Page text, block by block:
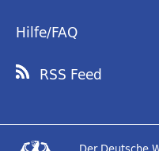
Hilfe/FAQ
RSS Feed